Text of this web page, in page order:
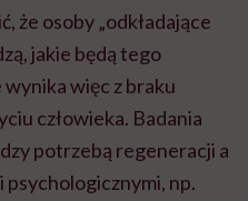
że osoby „odkładające
jakie będą tego
więc z braku
człowieka. Badania
potrzebą regeneracji a
np.